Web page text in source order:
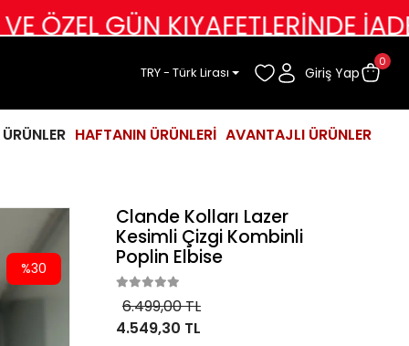
KIYAFETLERİNDE İADE
TRY - Türk Lirası Giriş Yap
0
HAFTANIN ÜRÜNLERİ AVANTAJLI ÜRÜNLER
%30
Clande Kolları Lazer
Kesimli Çizgi Kombinli
Poplin Elbise
6.499,00 TL
4.549,30 TL